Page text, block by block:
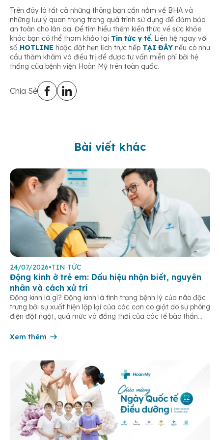
Trên đây là tất cả những thông bạn cần nắm về BHA và
những lưu ý quan trọng trong quá trình sử dụng để đảm bảo
an toàn cho làn da. Để tìm hiểu thêm kiến thức về sức khỏe
khác bạn có thể tham khảo tại Tin tức y tế. Liên hệ ngay với
số HOTLINE hoặc đặt hẹn lịch trực tiếp TẠI ĐÂY nếu có nhu
cầu thăm khám và điều trị để được tư vấn miễn phí bởi hệ
thống của bệnh viện Hoàn Mỹ trên toàn quốc.
Chia Sẻ
Bài viết khác
24/07/2026•TIN TỨC
Động kinh ở trẻ em: Dấu hiệu nhận biết, nguyên
nhân và cách xử trí
Động kinh là gì? Động kinh là tình trạng bệnh lý của não đặc
trưng bởi sự xuất hiện lặp lại của các cơn co giật do sự phóng
điện đột ngột, quá mức và đồng thời của các tế bào thần
Xem thêm